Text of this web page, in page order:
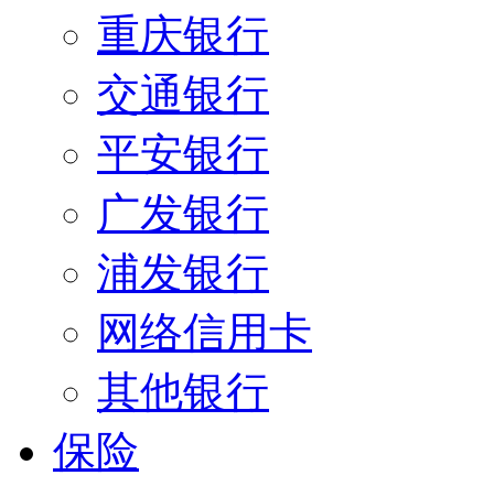
重庆银行
交通银行
平安银行
广发银行
浦发银行
网络信用卡
其他银行
保险